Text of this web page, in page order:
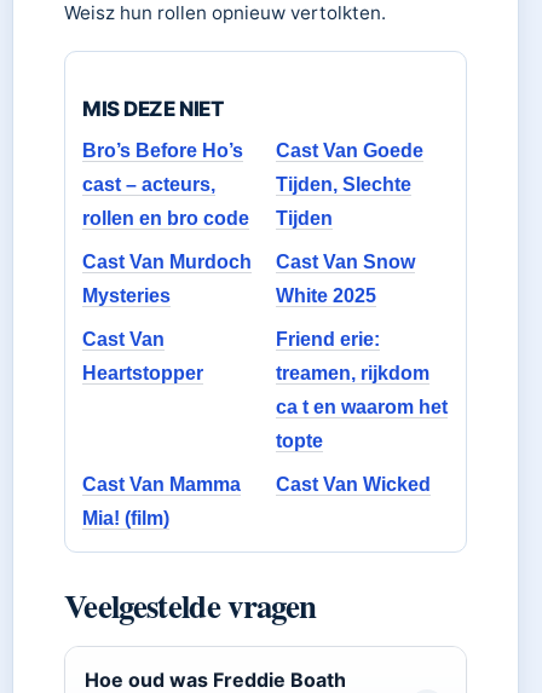
Weisz hun rollen opnieuw vertolkten.
MIS DEZE NIET
Bro’s Before Ho’s
cast – acteurs,
rollen en bro code
Cast Van Goede
Tijden, Slechte
Tijden
Cast Van Murdoch
Mysteries
Cast Van Snow
White 2025
Cast Van
Heartstopper
Friend erie:
treamen, rijkdom
ca t en waarom het
topte
Cast Van Mamma
Mia! (film)
Cast Van Wicked
Veelgestelde vragen
Hoe oud was Freddie Boath